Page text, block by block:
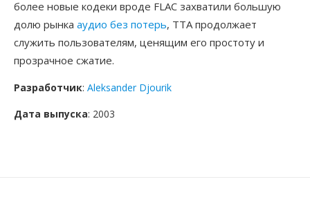
более новые кодеки вроде FLAC захватили большую
долю рынка аудио без потерь, TTA продолжает
служить пользователям, ценящим его простоту и
прозрачное сжатие.
Разработчик: Aleksander Djourik
Дата выпуска: 2003